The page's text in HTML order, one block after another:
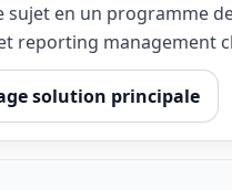
en un programme
reporting management
solution principale